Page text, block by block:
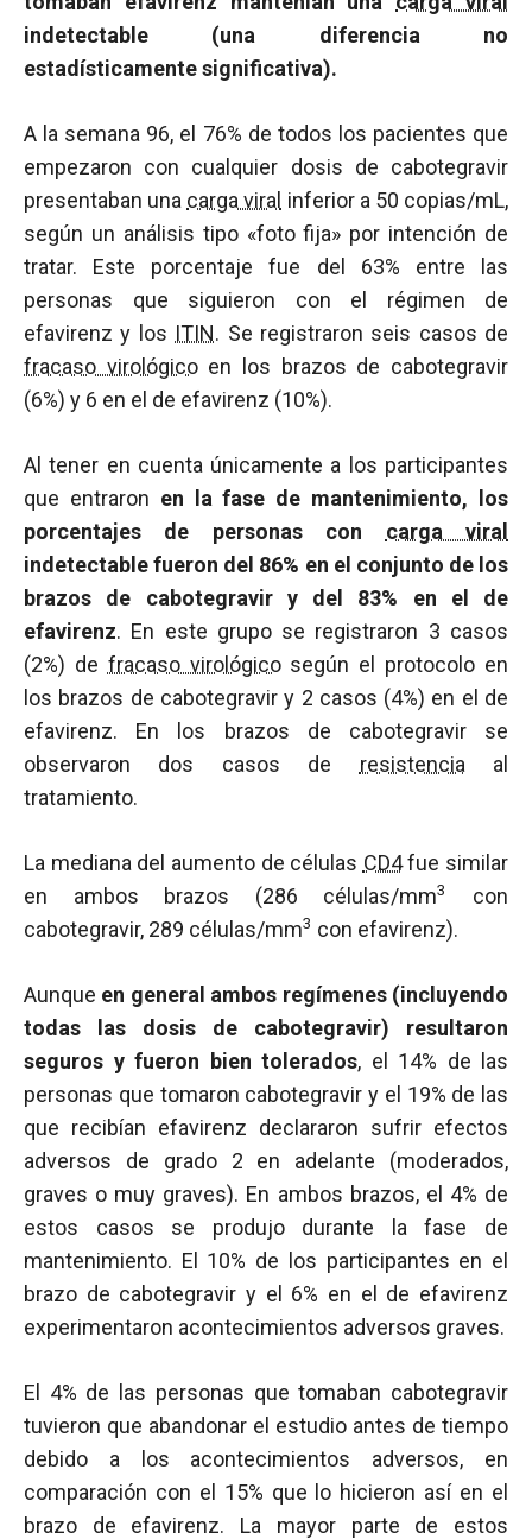
indetectable (una diferencia no
estadísticamente significativa).
A la semana 96, el 76% de todos los pacientes que
empezaron con cualquier dosis de cabotegravir
presentaban una carga viral inferior a 50 copias/mL,
según un análisis tipo «foto fija» por intención de
tratar. Este porcentaje fue del 63% entre las
personas que siguieron con el régimen de
efavirenz y los ITIN. Se registraron seis casos de
fracaso virológicoen los brazos de cabotegravir
(6%) y 6 en el de efavirenz (10%).
Al tener en cuenta únicamente a los participantes
que entraron en la fase de mantenimiento, los
porcentajes de personas con carga viral
indetectable fueron del 86% en el conjunto de los
brazos de cabotegravir y del 83% en el de
efavirenz. En este grupo se registraron 3 casos
(2%) de fracaso virológicosegún el protocolo en
los brazos de cabotegravir y 2 casos (4%) en el de
efavirenz. En los brazos de cabotegravir se
observaron dos casos de resistencia al
tratamiento.
La mediana del aumento de células CD4fue similar
en ambos brazos (286 células/mm3
con
cabotegravir, 289 células/mm3 con efavirenz).
Aunque en general ambos regímenes (incluyendo
todas las dosis de cabotegravir) resultaron
seguros y fueron bien tolerados, el 14% de las
personas que tomaron cabotegravir y el 19% de las
que recibían efavirenz declararon sufrir efectos
adversos de grado 2 en adelante (moderados,
graves o muy graves). En ambos brazos, el 4% de
estos casos se produjo durante la fase de
mantenimiento. El 10% de los participantes en el
brazo de cabotegravir y el 6% en el de efavirenz
experimentaron acontecimientos adversos graves.
El 4% de las personas que tomaban cabotegravir
tuvieron que abandonar el estudio antes de tiempo
debido a los acontecimientos adversos, en
comparación con el 15% que lo hicieron así en el
brazo de efavirenz. La mayor parte de estos